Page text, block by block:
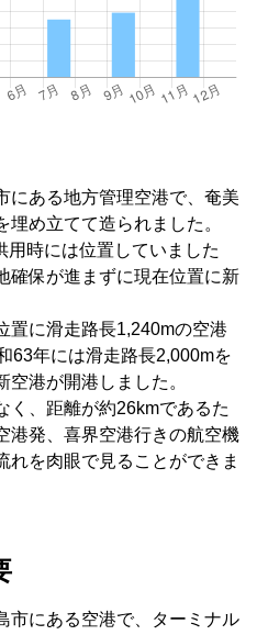
にある地方管理空港で、奄美
め立てて造られました。
時には位置していました
確保が進まずに現在位置に新
置に滑走路長1,240mの空港
63年には滑走路長2,000mを
港が開港しました。
く、距離が約26kmであるた
港発、喜界空港行きの航空機
れを肉眼で見ることができま
市にある空港で、ターミナル